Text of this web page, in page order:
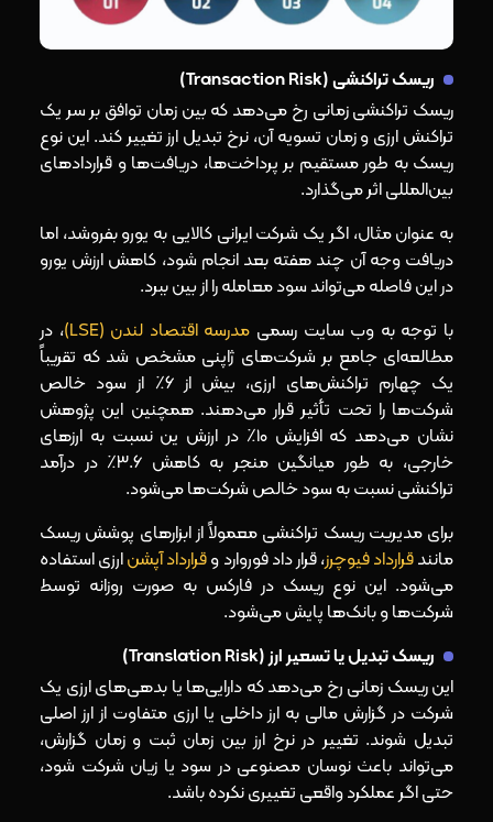
ریسک تراکنشی (Transaction Risk)
ریسک تراکنشی زمانی رخ می‌دهد که بین زمان توافق بر سر یک
تراکنش ارزی و زمان تسویه آن، نرخ تبدیل ارز تغییر کند. این نوع
ریسک به‌ طور مستقیم بر پرداخت‌ها، دریافت‌ها و قراردادهای
بین‌المللی اثر می‌گذارد.
به‌ عنوان مثال، اگر یک شرکت ایرانی کالایی به یورو بفروشد، اما
دریافت وجه آن چند هفته بعد انجام شود، کاهش ارزش یورو
در این فاصله می‌تواند سود معامله را از بین ببرد.
با توجه به وب‌ سایت رسمی مدرسه اقتصاد لندن (LSE)
، در
مطالعه‌ای جامع بر شرکت‌های ژاپنی مشخص شد که تقریباً
یک‌ چهارم تراکنش‌های ارزی، بیش از ۶٪ از سود خالص
شرکت‌ها را تحت تأثیر قرار می‌دهند. همچنین این پژوهش
نشان می‌دهد که افزایش ۱۰٪ در ارزش ین نسبت به ارزهای
خارجی، به‌ طور میانگین منجر به کاهش ۳.۶٪ در درآمد
تراکنشی نسبت به سود خالص شرکت‌ها می‌شود.
برای مدیریت ریسک تراکنشی معمولاً از ابزارهای پوشش ریسک
مانندقرارداد فیوچرز، قرار داد فوروارد وقرارداد آپشن‌ارزی استفاده
می‌شود. این نوع ریسک در فارکس به‌ صورت روزانه توسط
شرکت‌ها و بانک‌ها پایش می‌شود.
ریسک تبدیل یا تسعیر ارز (Translation Risk)
این ریسک زمانی رخ می‌دهد که دارایی‌ها یا بدهی‌های ارزی یک
شرکت در گزارش مالی به ارز داخلی یا ارزی متفاوت از ارز اصلی
تبدیل شوند. تغییر در نرخ ارز بین زمان ثبت و زمان گزارش،
می‌تواند باعث نوسان مصنوعی در سود یا زیان شرکت شود،
حتی اگر عملکرد واقعی تغییری نکرده باشد.